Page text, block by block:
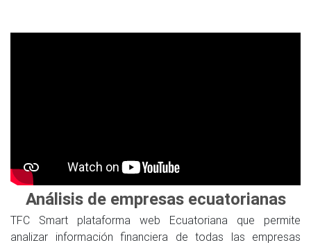
Análisis de empresas ecuatorianas
TFC Smart plataforma web Ecuatoriana que permite
analizar información financiera de todas las empresas